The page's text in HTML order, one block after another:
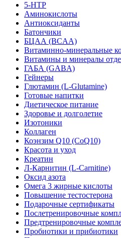
5-HTP
Аминокислоты
Антиоксиданты
Батончики
БЦАА (BCAA)
Витаминно-минеральные
Витамины и минералы
ГАБА (GABA)
Гейнеры
Глютамин (L-Glutamine)
Готовые напитки
Диетическое питание
Здоровье и долголетие
Изотоники
Коллаген
Коэнзим Q10 (CoQ10)
Красота и уход
Креатин
Л-Карнитин (L-Сarnitine)
Оксид азота
Омега 3 жирные кислоты
Повышение тестостерона
Подарочные сертификаты
Послетренировочные
Предтренировочные
Пробиотики и прибиотики